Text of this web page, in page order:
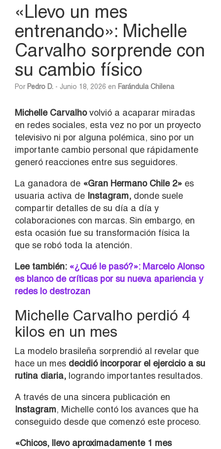
«Llevo un mes
entrenando»: Michelle
Carvalho sorprende con
su cambio físico
Por Pedro D. - Junio 18, 2026 en Farándula Chilena
Michelle Carvalhovolvió a acaparar miradas
en redes sociales, esta vez no por un proyecto
televisivo ni por alguna polémica, sino por un
importante cambio personal que rápidamente
generó reacciones entre sus seguidores.
La ganadora de «Gran Hermano Chile 2» es
usuaria activa de Instagram, donde suele
compartir detalles de su día a día y
colaboraciones con marcas. Sin embargo, en
esta ocasión fue su transformación física la
que se robó toda la atención.
Lee también:«¿Qué le pasó?»: Marcelo Alonso
es blanco de críticas por su nueva apariencia y
redes lo destrozan
Michelle Carvalho perdió 4
kilos en un mes
La modelo brasileña sorprendió al revelar que
hace un mes decidió incorporar el ejercicio a su
rutina diaria, logrando importantes resultados.
A través de una sincera publicación en
Instagram, Michelle contó los avances que ha
conseguido desde que comenzó este proceso.
«Chicos, llevo aproximadamente 1 mes